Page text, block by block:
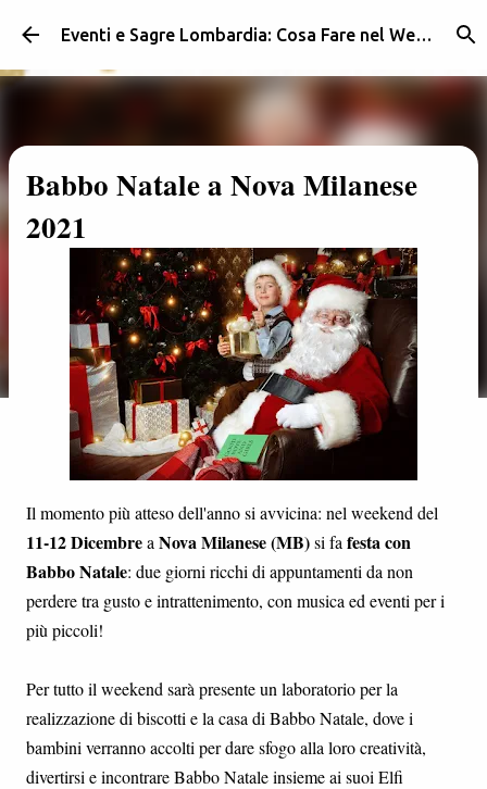
Passa ai contenuti principali Eventi e Sagre Lombardia: Cosa Fare nel Weekend | Weekendidea
Babbo Natale a Nova Milanese
2021
Il momento più atteso dell'anno si avvicina: nel weekend del
11-12 Dicembrea Nova Milanese (MB)si fa festa con
Babbo Natale: due giorni ricchi di appuntamenti da non
perdere tra gusto e intrattenimento, con musica ed eventi per i
più piccoli!
Per tutto il weekend sarà presente un laboratorio per la
realizzazione di biscotti e la casa di Babbo Natale, dove i
bambini verranno accolti per dare sfogo alla loro creatività,
divertirsi e incontrare Babbo Natale insieme ai suoi Elfi